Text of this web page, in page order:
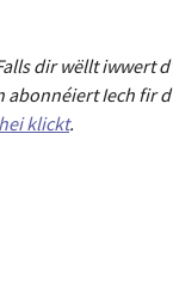
dir wëllt iwwert
Iech fir
hei klickt.